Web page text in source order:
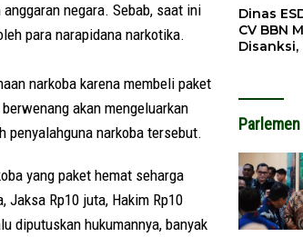
negara. Sebab, saat ini
para narapidana narkotika.
narkoba karena membeli paket
akan mengeluarkan
penyalahguna narkoba tersebut.
yang paket hemat seharga
Jaksa Rp10 juta, Hakim Rp10
diputuskan hukumannya, banyak
Dinas
CV BBN
Parlemen